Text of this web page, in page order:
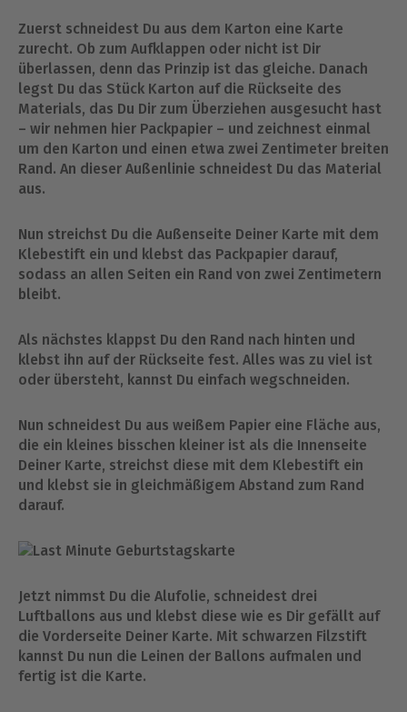
Zuerst schneidest Du aus dem Karton eine Karte
zurecht. Ob zum Aufklappen oder nicht ist Dir
überlassen, denn das Prinzip ist das gleiche. Danach
legst Du das Stück Karton auf die Rückseite des
Materials, das Du Dir zum Überziehen ausgesucht hast
– wir nehmen hier Packpapier – und zeichnest einmal
um den Karton und einen etwa zwei Zentimeter breiten
Rand. An dieser Außenlinie schneidest Du das Material
aus.
Nun streichst Du die Außenseite Deiner Karte mit dem
Klebestift ein und klebst das Packpapier darauf,
sodass an allen Seiten ein Rand von zwei Zentimetern
bleibt.
Als nächstes klappst Du den Rand nach hinten und
klebst ihn auf der Rückseite fest. Alles was zu viel ist
oder übersteht, kannst Du einfach wegschneiden.
Nun schneidest Du aus weißem Papier eine Fläche aus,
die ein kleines bisschen kleiner ist als die Innenseite
Deiner Karte, streichst diese mit dem Klebestift ein
und klebst sie in gleichmäßigem Abstand zum Rand
darauf.
Jetzt nimmst Du die Alufolie, schneidest drei
Luftballons aus und klebst diese wie es Dir gefällt auf
die Vorderseite Deiner Karte. Mit schwarzen Filzstift
kannst Du nun die Leinen der Ballons aufmalen und
fertig ist die Karte.